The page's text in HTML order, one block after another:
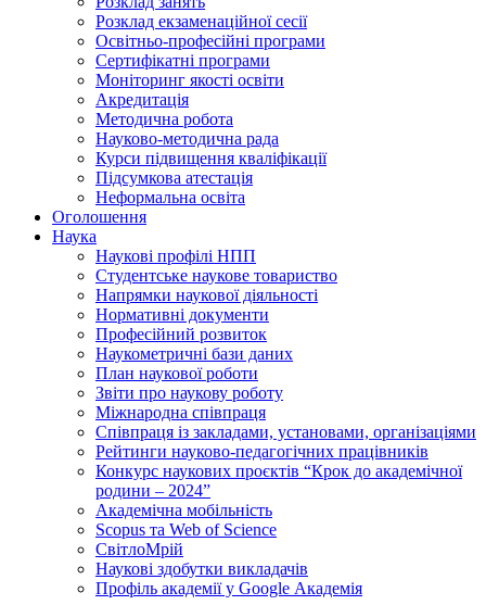
Розклад екзаменаційної сесії
Освітньо-професійні програми
Сертифікатні програми
Моніторинг якості освіти
Акредитація
Методична робота
Науково-методична рада
Курси підвищення кваліфікації
Підсумкова атестація
Неформальна освіта
Оголошення
Наука
Наукові профілі НПП
Студентське наукове товариство
Напрямки наукової діяльності
Нормативні документи
Професійний розвиток
Наукометричні бази даних
План наукової роботи
Звіти про наукову роботу
Міжнародна співпраця
Співпраця із закладами, установами, організаціями
Рейтинги науково-педагогічних працівників
Конкурс наукових проєктів “Крок до академічної
родини – 2024”
Академічна мобільність
Scopus та Web of Science
СвітлоМрій
Наукові здобутки викладачів
Профіль академії у Google Академія